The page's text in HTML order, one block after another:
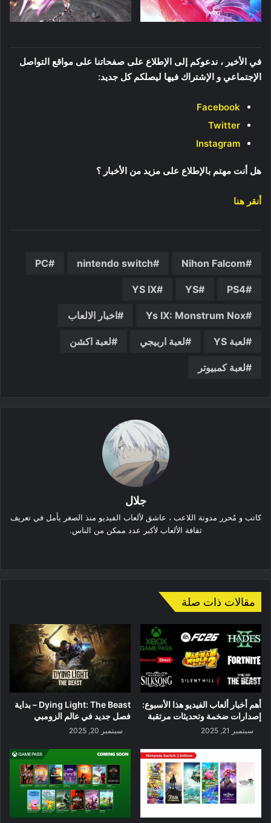
في الأخير ، ندعوكم إلى الإطلاع على صفحاتنا على مواقع التواصل
الإجتماعي و الإشتراك فيها ليصلكم كل جديد:
Facebook
Twitter
Instagram
هل أنت مهتم بالإطلاع على مزيد من الأخبار ؟
أنقر هنا
Nihon Falcom
nintendo switch
PC
PS4
YS
YS IX
Ys IX: Monstrum Nox اخبار الالعاب
لعبة YS لعبة اربيجي لعبة اكشن
لعبة كمبيوتر
جلال
كاتب و مُحرر مدونة اللاعب ، عاشق لألعاب الفيديو منذ الصغر يأمل في تعريف
ثقافة الألعاب لأكبر عدد ممكن من الناس.
مقالات ذات صلة
أهم أخبار ألعاب الفيديو هذا الأسبوع:
إصدارات ضخمة وتحديثات مرتقبة
سبتمبر 21, 2025
Dying Light: The Beast – بداية
فصل جديد في عالم الزومبي
سبتمبر 20, 2025